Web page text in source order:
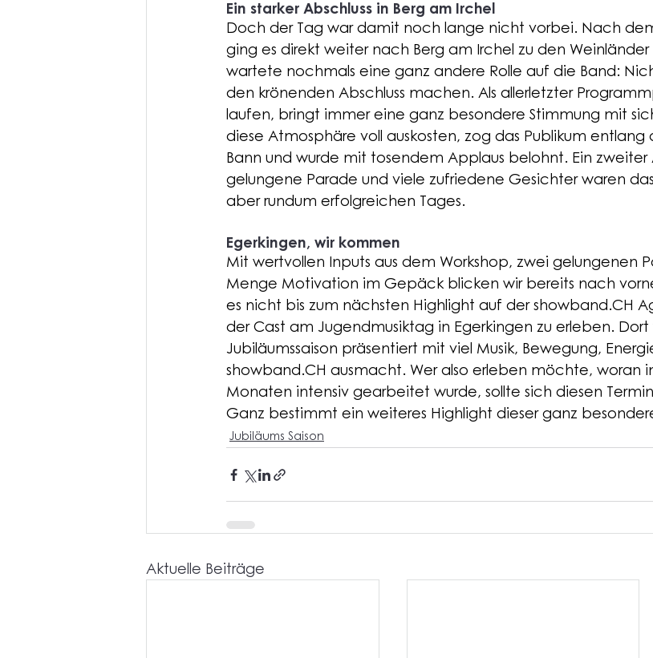
Ein starker Abschluss in Berg am Irchel
Doch der Tag war damit noch lange nicht vorbei. Nach
ging es direkt weiter nach Berg am Irchel zu den
wartete nochmals eine ganz andere Rolle auf die Band:
den krönenden Abschluss machen. Als allerletzter
laufen, bringt immer eine ganz besondere Stimmung mit
diese Atmosphäre voll auskosten, zog das Publikum entlang
Bann und wurde mit tosendem Applaus belohnt. Ein
gelungene Parade und viele zufriedene Gesichter waren
aber rundum erfolgreichen Tages.
Egerkingen, wir kommen
Mit wertvollen Inputs aus dem Workshop, zwei gelungenen
Menge Motivation im Gepäck blicken wir bereits nach
es nicht bis zum nächsten Highlight auf der showband.CH
der Cast am Jugendmusiktag in Egerkingen zu erleben.
Jubiläumssaison präsentiert mit viel Musik, Bewegung,
showband.CH ausmacht. Wer also erleben möchte, woran
Monaten intensiv gearbeitet wurde, sollte sich diesen
Ganz bestimmt ein weiteres Highlight dieser ganz
Jubiläums Saison
Aktuelle Beiträge